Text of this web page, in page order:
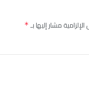
مشار إليها بـ*